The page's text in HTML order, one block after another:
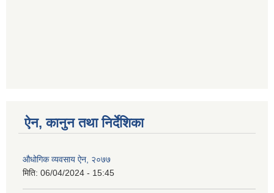
ऐन, कानुन तथा निर्देशिका
औधोगिक व्यवसाय ऐन, २०७७
मिति: 06/04/2024 - 15:45